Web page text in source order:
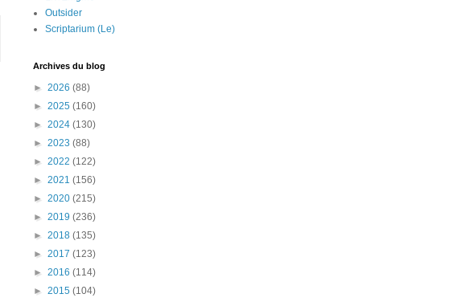
Outsider
Scriptarium (Le)
Archives du blog
► 2026 (88)
► 2025 (160)
► 2024 (130)
► 2023 (88)
► 2022 (122)
► 2021 (156)
► 2020 (215)
► 2019 (236)
► 2018 (135)
► 2017 (123)
► 2016 (114)
► 2015 (104)